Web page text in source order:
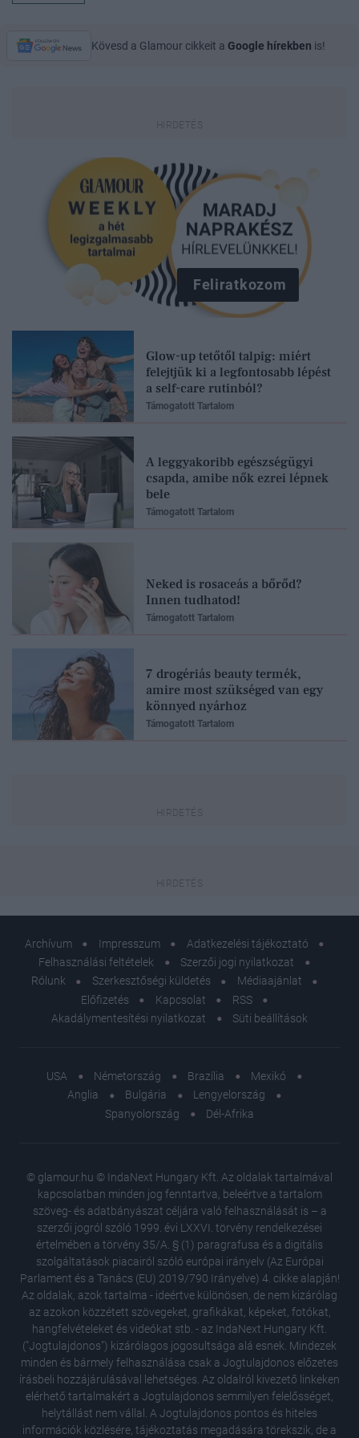
Head
Kövesd a Glamour cikkeit a Google hírekben is!
Feliratkozom
Glow-up tetőtől talpig: miért
felejtjük ki a legfontosabb lépést
a self-care rutinból?
Támogatott Tartalom
A leggyakoribb egészségügyi
csapda, amibe nők ezrei lépnek
bele
Támogatott Tartalom
Neked is rosaceás a bőrőd?
Innen tudhatod!
Támogatott Tartalom
7 drogériás beauty termék,
amire most szükséged van egy
könnyed nyárhoz
Támogatott Tartalom
Archívum Impresszum
Adatkezelési tájékoztató
Felhasználási feltételek
Szerzői jogi nyilatkozat
Rólunk
Szerkesztőségi küldetés
Médiaajánlat
Előfizetés
Kapcsolat
RSS
Akadálymentesítési nyilatkozat
Süti beállítások
USA Németország Brazília
Mexikó
Anglia
Bulgária
Lengyelország
Spanyolország
Dél-Afrika
© glamour.hu © IndaNext Hungary Kft. Az oldalak tartalmával
kapcsolatban minden jog fenntartva, beleértve a tartalom
szöveg- és adatbányászat céljára való felhasználását is – a
szerzői jogról szóló 1999. évi LXXVI. törvény rendelkezései
értelmében a törvény 35/A. § (1) paragrafusa és a digitális
szolgáltatások piacairól szóló európai irányelv (Az Európai
Parlament és a Tanács (EU) 2019/790 Irányelve) 4. cikke alapján!
Az oldalak, azok tartalma - ideértve különösen, de nem kizárólag
az azokon közzétett szövegeket, grafikákat, képeket, fotókat,
hangfelvételeket és videókat stb. - az IndaNext Hungary Kft.
("Jogtulajdonos") kizárólagos jogosultsága alá esnek. Mindezek
minden és bármely felhasználása csak a Jogtulajdonos előzetes
írásbeli hozzájárulásával lehetséges. Az oldalról kivezető linkeken
elérhető tartalmakért a Jogtulajdonos semmilyen felelősséget,
helytállást nem vállal. A Jogtulajdonos pontos és hiteles
információk közlésére, tájékoztatás megadására törekszik, de a